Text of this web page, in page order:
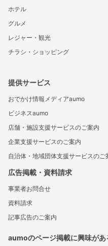
ホテル
グルメ
レジャー・観光
チラシ・ショッピング
提供サービス
おでかけ情報メディアaumo
ビジネスaumo
店舗・施設支援サービスのご案内
企業支援サービスのご案内
自治体・地域団体支援サービスのご
広告掲載・資料請求
事業者お問合せ
資料請求
記事広告のご案内
aumoのページ掲載に興味があ